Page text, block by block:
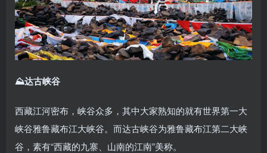
⛰达古峡谷
西藏江河密布，峡谷众多，其中大家熟知的就有世界第一大
峡谷雅鲁藏布江大峡谷。而达古峡谷为雅鲁藏布江第二大峡
谷，素有“西藏的九寨、山南的江南”美称。